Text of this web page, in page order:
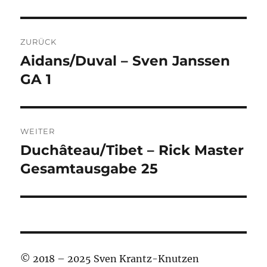
ZURÜCK
Vorheriger
Beitrag:
Aidans/Duval – Sven Janssen
GA 1
WEITER
Nächster
Beitrag:
Duchâteau/Tibet – Rick Master
Gesamtausgabe 25
© 2018 – 2025 Sven Krantz-Knutzen